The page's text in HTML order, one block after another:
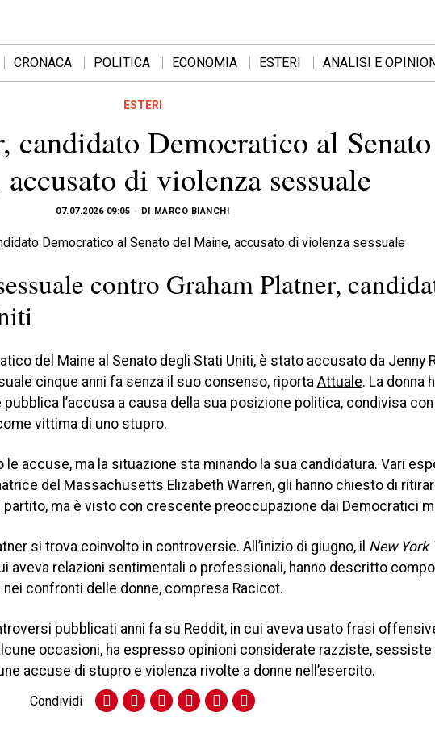
CRONACA POLITICA ECONOMIA ESTERI ANALISI E
ESTERI
candidato Democratico al
di violenza sessuale
07.07.2026 09:05 DI MARCO BIANCHI
contro Graham Platner,
del Maine al Senato degli Stati Uniti, è stato accusato da Jenny
cinque anni fa senza il suo consenso, riporta Attuale. La donna
l’accusa a causa della sua posizione politica, condivisa con
vittima di uno stupro.
accuse, ma la situazione sta minando la sua candidatura. Vari
del Massachusetts Elizabeth Warren, gli hanno chiesto di
partito, ma è visto con crescente preoccupazione dai Democratici
si trova coinvolto in controversie. All’inizio di giugno, il New York
aveva relazioni sentimentali o professionali, hanno descritto
confronti delle donne, compresa Racicot.
pubblicati anni fa su Reddit, in cui aveva usato frasi
occasioni, ha espresso opinioni considerate razziste, sessiste
accuse di stupro e violenza rivolte a donne nell’esercito.
Condividi